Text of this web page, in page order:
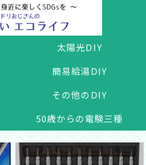
太陽光DIY
簡易給湯DIY
その他のDIY
50歳からの電験三種